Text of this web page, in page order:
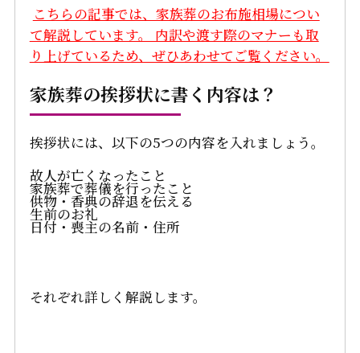
こちらの記事では、家族葬のお布施相場につい
て解説しています。 内訳や渡す際のマナーも取
り上げているため、ぜひあわせてご覧ください。
家族葬の挨拶状に書く内容は？
挨拶状には、以下の5つの内容を入れましょう。
故人が亡くなったこと
家族葬で葬儀を行ったこと
供物・香典の辞退を伝える
生前のお礼
日付・喪主の名前・住所
それぞれ詳しく解説します。